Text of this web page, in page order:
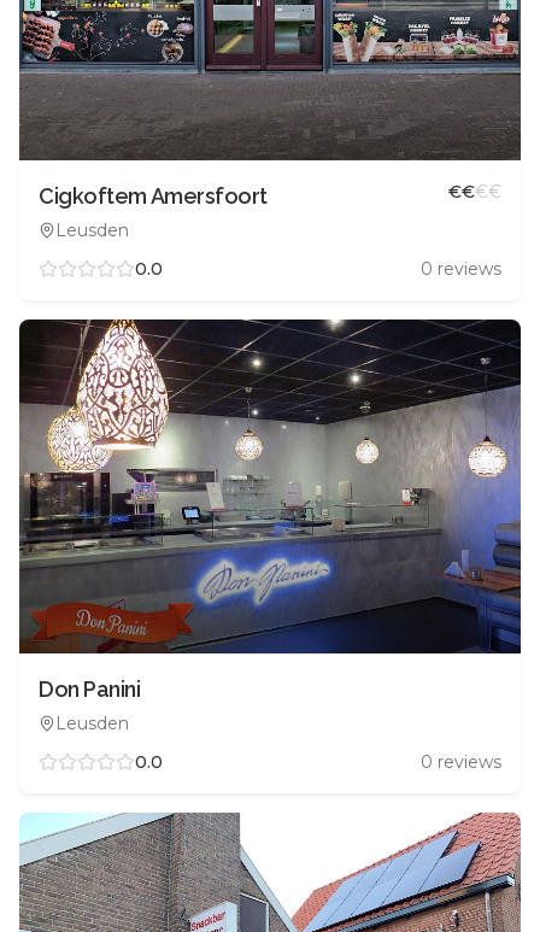
Cigkoftem Amersfoort
Leusden
€€€€
0.0 0 reviews
Don Panini
Leusden
0.0
0 reviews